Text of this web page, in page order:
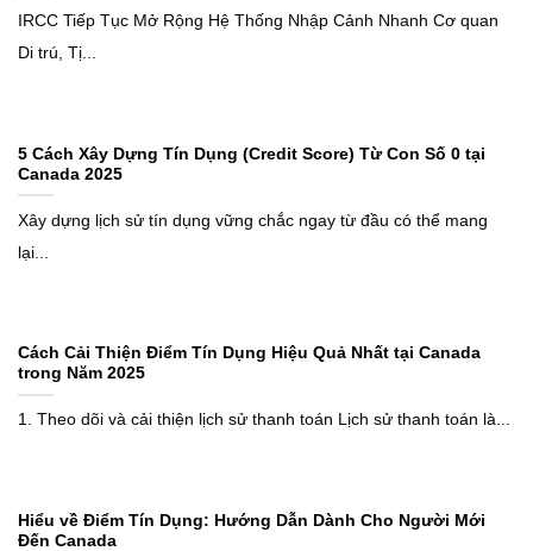
IRCC Tiếp Tục Mở Rộng Hệ Thống Nhập Cảnh Nhanh Cơ quan
Di trú, Tị...
5 Cách Xây Dựng Tín Dụng (Credit Score) Từ Con Số 0 tại
Canada 2025
Xây dựng lịch sử tín dụng vững chắc ngay từ đầu có thể mang
lại...
Cách Cải Thiện Điểm Tín Dụng Hiệu Quả Nhất tại Canada
trong Năm 2025
1. Theo dõi và cải thiện lịch sử thanh toán Lịch sử thanh toán là...
Hiểu về Điểm Tín Dụng: Hướng Dẫn Dành Cho Người Mới
Đến Canada